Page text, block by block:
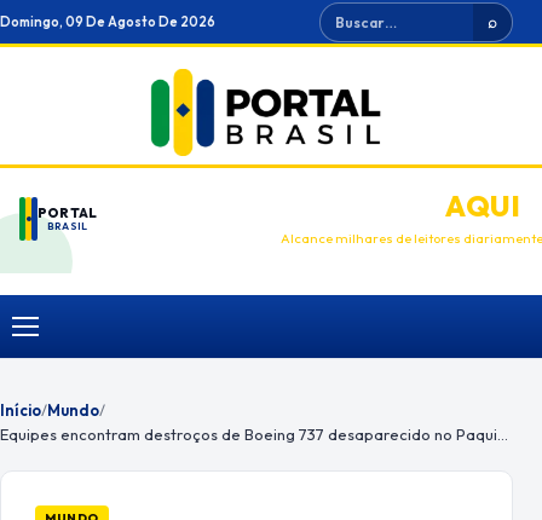
Ir
para
Domingo, 09 De Agosto De 2026 Buscar ⌕
PORTAL
BRASIL
ANUNCIEAQUI
Alcance milhares de leitores diariamente
Menu
Início/Mundo/